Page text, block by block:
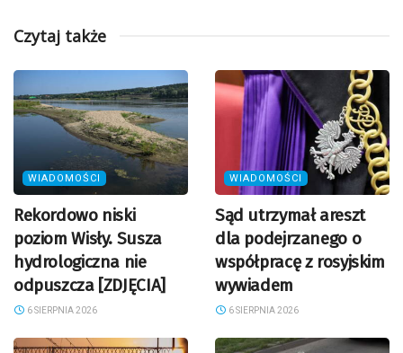
Czytaj także
WIADOMOŚCI
Rekordowo niski
poziom Wisły. Susza
hydrologiczna nie
odpuszcza [ZDJĘCIA]
6 SIERPNIA 2026
WIADOMOŚCI
Sąd utrzymał areszt
dla podejrzanego o
współpracę z rosyjskim
wywiadem
6 SIERPNIA 2026